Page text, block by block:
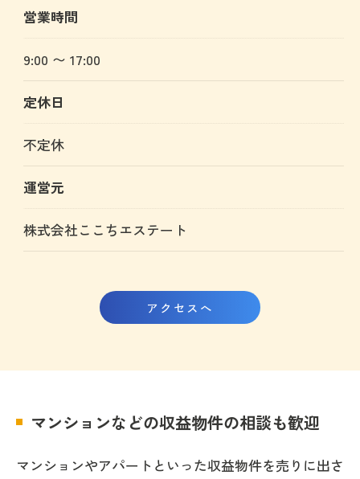
営業時間
9:00 〜 17:00
定休日
不定休
運営元
株式会社ここちエステート
アクセスへ
マンションなどの収益物件の相談も歓迎
マンションやアパートといった収益物件を売りに出さ